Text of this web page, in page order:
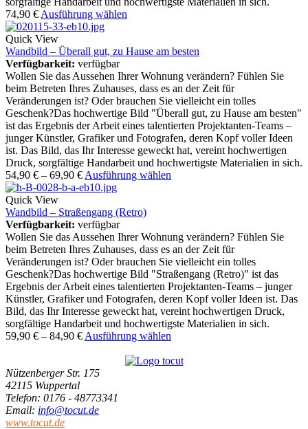
74,90 € Ausführung wählen
Quick View
Wandbild – Überall gut, zu Hause am besten
Verfügbarkeit: verfügbar
Wollen Sie das Aussehen Ihrer Wohnung verändern? Fühlen Sie
beim Betreten Ihres Zuhauses, dass es an der Zeit für
Veränderungen ist? Oder brauchen Sie vielleicht ein tolles
Geschenk?Das hochwertige Bild "Überall gut, zu Hause am besten"
ist das Ergebnis der Arbeit eines talentierten Projektanten-Teams –
junger Künstler, Grafiker und Fotografen, deren Kopf voller Ideen
ist. Das Bild, das Ihr Interesse geweckt hat, vereint hochwertigen
Druck, sorgfältige Handarbeit und hochwertigste Materialien in sich.
54,90 € – 69,90 € Ausführung wählen
Quick View
Wandbild – Straßengang (Retro)
Verfügbarkeit: verfügbar
Wollen Sie das Aussehen Ihrer Wohnung verändern? Fühlen Sie
beim Betreten Ihres Zuhauses, dass es an der Zeit für
Veränderungen ist? Oder brauchen Sie vielleicht ein tolles
Geschenk?Das hochwertige Bild "Straßengang (Retro)" ist das
Ergebnis der Arbeit eines talentierten Projektanten-Teams – junger
Künstler, Grafiker und Fotografen, deren Kopf voller Ideen ist. Das
Bild, das Ihr Interesse geweckt hat, vereint hochwertigen Druck,
sorgfältige Handarbeit und hochwertigste Materialien in sich.
59,90 € – 84,90 € Ausführung wählen
Nützenberger Str. 175
42115 Wuppertal
Telefon: 0176 - 48773341
Email: info@tocut.de
www.tocut.de